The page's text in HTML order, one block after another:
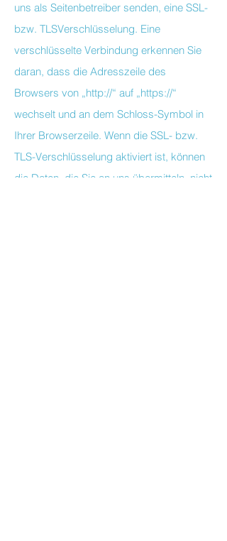
uns als Seitenbetreiber senden, eine SSL-
bzw. TLSVerschlüsselung. Eine
verschlüsselte Verbindung erkennen Sie
daran, dass die Adresszeile des
Browsers von „http://“ auf „https://“
wechselt und an dem Schloss-Symbol in
Ihrer Browserzeile. Wenn die SSL- bzw.
TLS-Verschlüsselung aktiviert ist, können
die Daten, die Sie an uns übermitteln, nicht